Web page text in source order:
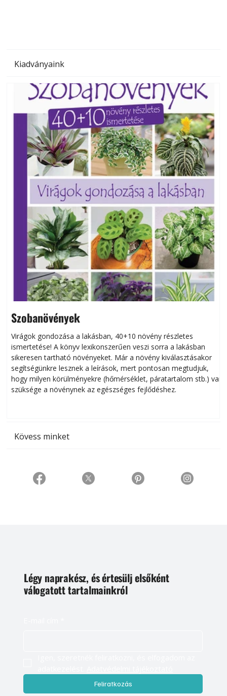
Kiadványaink
Szobanövények
Virágok gondozása a lakásban, 40+10 növény részletes
ismertetése! A könyv lexikonszerűen veszi sorra a lakásban
sikeresen tart­ha­tó növényeket. Már a növény kiválasztásakor
segítségünkre lesznek a leírások, mert pontosan megtudjuk,
hogy milyen körülményekre (hőmérséklet, páratartalom stb.) van
szüksége a növénynek az egészséges fejlődéshez.
Kövess minket
Légy naprakész, és értesülj elsőként
válogatott tartalmainkról
Feliratkozás